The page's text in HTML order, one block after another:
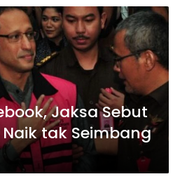
Jaksa Sebut
tak Seimbang